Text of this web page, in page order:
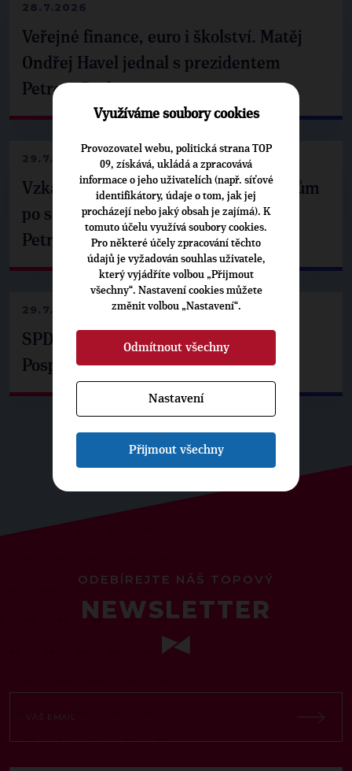
28.7.2026
Veřejné finance, euro i školství. Matěj
Ondřej Havel jednal s prezidentem
Petrem Pavlem
29.7.2026
Vzkaz Matěje Ondřeje Havla příznivcům
po setkání s prezidentem republiky
Petrem Pavlem
29.7.2026
SPD už není ve zprávě o extremismu.
Pospíšil: Je tu pachuť
ODEBÍREJTE NÁŠ TOPOVÝ
NEWSLETTER
Využíváme soubory cookies
Provozovatel webu, politická strana TOP
09, získává, ukládá a zpracovává
informace o jeho uživatelích (např. síťové
identifikátory, údaje o tom, jak jej
procházejí nebo jaký obsah je zajímá). K
tomuto účelu využívá soubory cookies.
Pro některé účely zpracování těchto
údajů je vyžadován souhlas uživatele,
který vyjádříte volbou „Přijmout
všechny“. Nastavení cookies můžete
změnit volbou „Nastavení“.
Odmítnout všechny
Nastavení
Přijmout všechny